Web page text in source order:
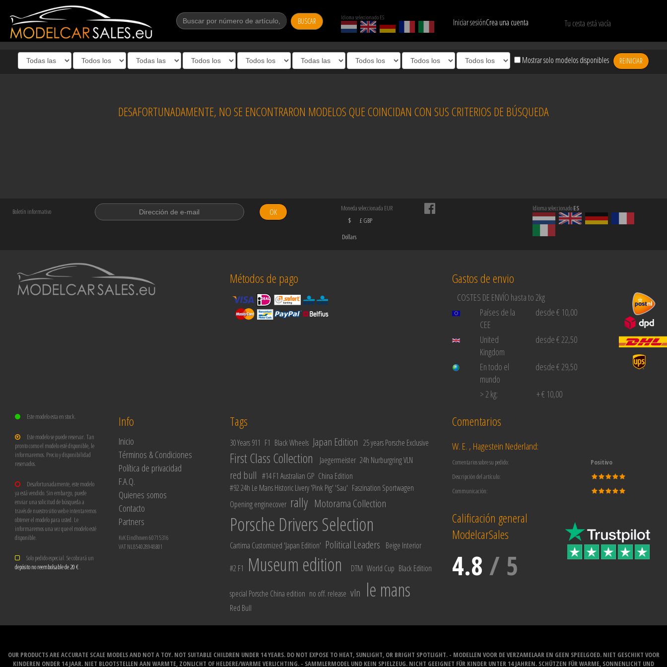
BUSCAR Idioma seleccionado ES Iniciar sesiónCrea una cuenta Tu cesta está vacía
Mostrar solo modelos disponibles REINICIAR
DESAFORTUNADAMENTE, NO SE ENCONTRARON MODELOS QUE COINCIDAN CON SUS CRITERIOS DE BÚSQUEDA
Boletín informativo OK
Moneda seleccionada EUR
$
Dollars
£ GBP
Idioma seleccionadoES
Métodos de pago Gastos de envio
COSTES DE ENVÍO hasta to 2kg
Países de la
CEE
desde € 10,00
United
Kingdom
desde € 22,50
En todo el
mundo
desde € 29,50
> 2 kg: + € 10,00
Este modelo esta en stock.
Este modelo se puede reservar. Tan
pronto como el modelo esté disponible, le
informaremos. Precio y disponibilidad
reservados.
Desafortunadamente, este modelo
ya está vendido. Sin embargo, puede
enviar una solicitud de búsqueda a
través de nuestro sitio web e intentaremos
obtener el modelo para usted. Le
informaremos una vez que el modelo esté
disponible.
Solo pedido especial. Se cobrará un
depósito no reembolsable de 20 €.
Info
Inicio
Términos & Condiciones
Política de privacidad
F.A.Q.
Quienes somos
Contacto
Partners
KvK Eindhoven 60715316
VAT NL854028948B01
Tags
30 Years 911 F1 Black Wheels Japan Edition 25 years Porsche Exclusive
First Class Collection Jaegermeister 24h Nurburgring VLN
red bull #14 F1 Australian GP China Edition
#92 24h Le Mans Historic Livery 'Pink Pig' 'Sau' Faszination Sportwagen
Opening enginecover rally Motorama Collection
Porsche Drivers Selection
Cartima Customized 'Japan Edition' Political Leaders Beige Interior
#2 F1 Museum edition DTM World Cup Black Edition
special Porsche China edition no off. release vln le mans
Red Bull
Comentarios
W. E. , Hagestein Nederland:
Comentarios sobre su pedido:
Positivo
Descripción del artículo:
Communicación:
Calificación general
ModelcarSales
4.8 / 5
OUR PRODUCTS ARE ACCURATE SCALE MODELS AND NOT A TOY. NOT SUITABLE CHILDREN UNDER 14 YEARS. DO NOT EXPOSE TO HEAT, SUNLIGHT, OR BRIGHT SPOTLIGHT. - MODELLEN VOOR DE VERZAMELAAR EN GEEN SPEELGOED. NIET GESCHIKT VOOR
KINDEREN ONDER 14 JAAR. NIET BLOOTSTELLEN AAN WARMTE, ZONLICHT OF HELDERE/WARME VERLICHTING. - SAMMLERMODEL UND KEIN SPIELZEUG. NICHT GEEIGNET FÜR KINDER UNTER 14 JAHREN. SCHÜTZEN FÜR WARME, SONNENLICHT UND